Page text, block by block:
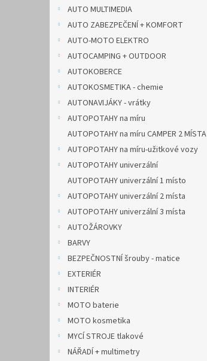
AUTO MULTIMEDIA
AUTO ZABEZPEČENÍ + KOMFORT
AUTO-MOTO ELEKTRO
AUTOCAMPING + OUTDOOR
AUTOKOBERCE
AUTOKOSMETIKA - chemie
AUTONAVIJÁKY - vrátky
AUTOPOTAHY na míru
AUTOPOTAHY na míru CAMPER 2 MÍSTA
AUTOPOTAHY na míru-užitkové vozy
AUTOPOTAHY univerzální
AUTOPOTAHY univerzální 1 místo
AUTOPOTAHY univerzální 2 místa
AUTOPOTAHY univerzální 3 místa
AUTOŽÁROVKY
BARVY
BEZPEČNOSTNÍ šrouby - matice
EXTERIÉR
INTERIÉR
MOTO baterie
MOTO kosmetika
MYCÍ STROJE tlakové
NÁŘADÍ + multimetry